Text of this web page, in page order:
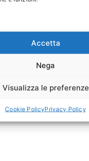
Accetta
Nega
Visualizza le preferenze
Cookie PolicyPrivacy Policy